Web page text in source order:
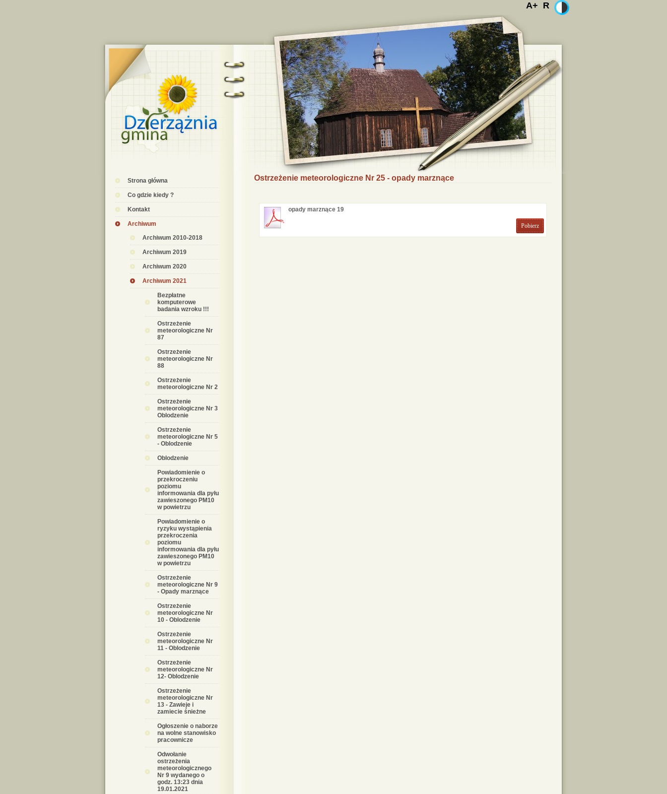
A+ R
Strona główna
Co gdzie kiedy ?
Kontakt
Archiwum
Archiwum 2010-2018
Archiwum 2019
Archiwum 2020
Archiwum 2021
Bezpłatne
komputerowe
badania wzroku !!!
Ostrzeżenie
meteorologiczne Nr
87
Ostrzeżenie
meteorologiczne Nr
88
Ostrzeżenie
meteorologiczne Nr 2
Ostrzeżenie
meteorologiczne Nr 3
Oblodzenie
Ostrzeżenie
meteorologiczne Nr 5
- Oblodzenie
Oblodzenie
Powiadomienie o
przekroczeniu
poziomu
informowania dla pyłu
zawieszonego PM10
w powietrzu
Powiadomienie o
ryzyku wystąpienia
przekroczenia
poziomu
informowania dla pyłu
zawieszonego PM10
w powietrzu
Ostrzeżenie
meteorologiczne Nr 9
- Opady marznące
Ostrzeżenie
meteorologiczne Nr
10 - Oblodzenie
Ostrzeżenie
meteorologiczne Nr
11 - Oblodzenie
Ostrzeżenie
meteorologiczne Nr
12- Oblodzenie
Ostrzeżenie
meteorologiczne Nr
13 - Zawieje i
zamiecie śnieżne
Ogłoszenie o naborze
na wolne stanowisko
pracownicze
Odwołanie
ostrzeżenia
meteorologicznego
Nr 9 wydanego o
godz. 13:23 dnia
19.01.2021
Ostrzeżenie meteorologiczne Nr 25 - opady marznące
opady marznące 19
Pobierz